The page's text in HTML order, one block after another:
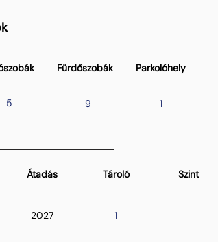
5
Fürdőszobák
9
Parkolóhely
1
Átadás Tároló
2027 1
Szint